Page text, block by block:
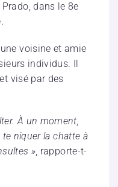
dans le 8e
voisine et amie
individus. Il
visé par des
À un moment,
te niquer la chatte à
», rapporte-t-